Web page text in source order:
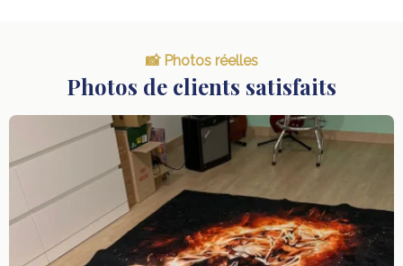
📸 Photos réelles
Photos de clients satisfaits